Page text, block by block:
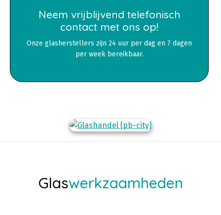
Neem vrijblijvend telefonisch
contact met ons op!
Onze glasherstellers zijn 24 uur per dag en 7 dagen
per week bereikbaar.
Glaswerkzaamheden